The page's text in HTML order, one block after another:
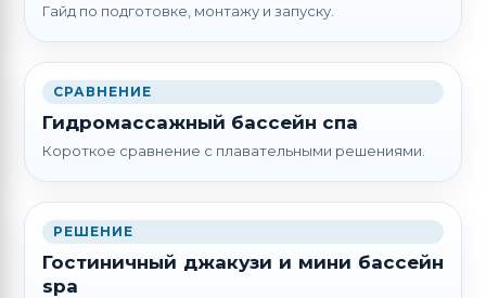
Гайд по подготовке, монтажу и запуску.
СРАВНЕНИЕ
Гидромассажный бассейн спа
Короткое сравнение с плавательными решениями.
РЕШЕНИЕ
Гостиничный джакузи и мини бассейн
spa